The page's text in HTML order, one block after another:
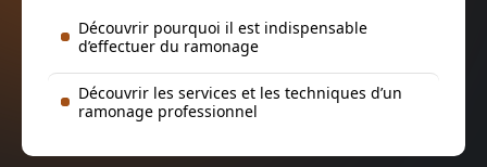
Découvrir pourquoi il est indispensable
d’effectuer du ramonage
Découvrir les services et les techniques d’un
ramonage professionnel